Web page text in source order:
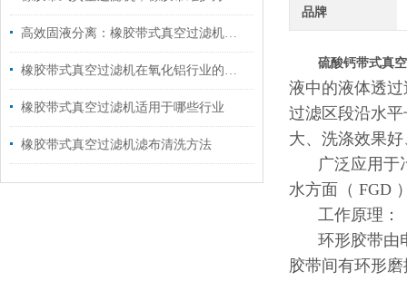
高效固液分离：橡胶带式真空过滤机性能详解
橡胶带式真空过滤机在氧化铝行业的应用分析
橡胶带式真空过滤机适用于哪些行业
橡胶带式真空过滤机滤布清洗方法
品牌
硫酸钙带式真
液中的液体透
过滤区段沿水
大、洗涤效果
广泛应用于
水方面（ FGD
工作原理：
环形胶带由
胶带间有环形